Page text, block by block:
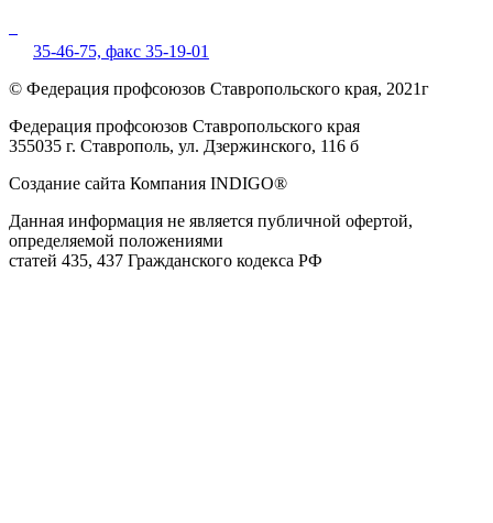
35-46-75, факс 35-19-01
© Федерация профсоюзов Ставропольского края, 2021г
Федерация профсоюзов Ставропольского края
355035 г. Ставрополь, ул. Дзержинского, 116 б
Создание сайта Компания INDIGO®
Данная информация не является публичной офертой,
определяемой положениями
статей 435, 437 Гражданского кодекса РФ